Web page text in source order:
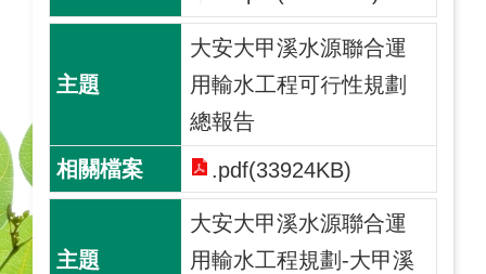
大安大甲溪水源聯合運
用輸水工程可行性規劃
總報告
.pdf(33924KB)
大安大甲溪水源聯合運
用輸水工程規劃-大甲溪